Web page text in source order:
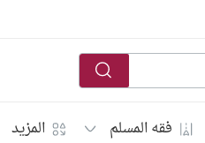
فقه المسلم المزيد